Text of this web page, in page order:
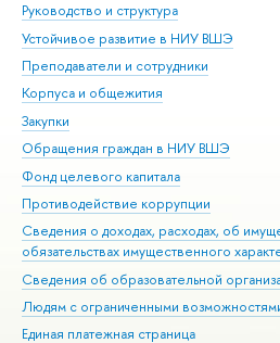
Руководство и структура
Устойчивое развитие в НИУ ВШЭ
Преподаватели и сотрудники
Корпуса и общежития
Закупки
Обращения граждан в НИУ ВШЭ
Фонд целевого капитала
Противодействие коррупции
Сведения о доходах, расходах, об
обязательствах имущественного
Сведения об образовательной
Людям с ограниченными
Единая платежная страница